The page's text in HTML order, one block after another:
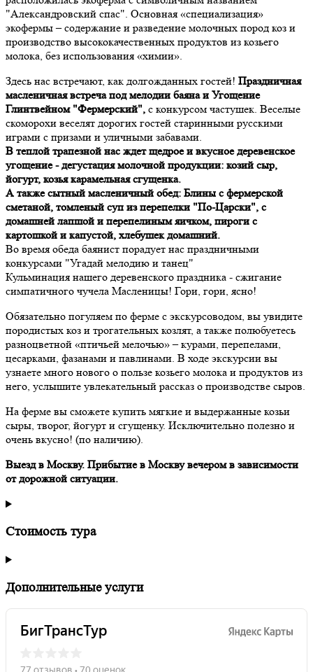
"Александровский спас". Основная «специализация»
экофермы – содержание и разведение молочных пород коз и
производство высококачественных продуктов из козьего
молока, без использования «химии».
Здесь нас встречают, как долгожданных гостей! Праздничная
масленичная встреча под мелодии баяна и Угощение
Глинтвейном "Фермерский", с конкурсом частушек. Веселые
скоморохи веселят дорогих гостей старинными русскими
играми с призами и уличными забавами.
В теплой трапезной нас ждет щедрое и вкусное деревенское
угощение - дегустация молочной продукции: козий сыр,
йогурт, козья карамельная сгущенка.
А также сытный масленичный обед: Блины с фермерской
сметаной, томленый суп из перепелки "По-Царски", с
домашней лапшой и перепелиным яичком, пироги с
картошкой и капустой, хлебушек домашний.
Во время обеда баянист порадует нас праздничными
конкурсами "Угадай мелодию и танец"
Кульминация нашего деревенского праздника - сжигание
симпатичного чучела Масленицы! Гори, гори, ясно!
Обязательно погуляем по ферме с экскурсоводом, вы увидите
породистых коз и трогательных козлят, а также полюбуетесь
разноцветной «птичьей мелочью» – курами, перепелами,
цесарками, фазанами и павлинами. В ходе экскурсии вы
узнаете много нового о пользе козьего молока и продуктов из
него, услышите увлекательный рассказ о производстве сыров.
На ферме вы сможете купить мягкие и выдержанные козьи
сыры, творог, йогурт и сгущенку. Исключительно полезно и
очень вкусно! (по наличию).
Выезд в Москву. Прибытие в Москву вечером в зависимости
от дорожной ситуации.
Стоимость тура
Дополнительные услуги